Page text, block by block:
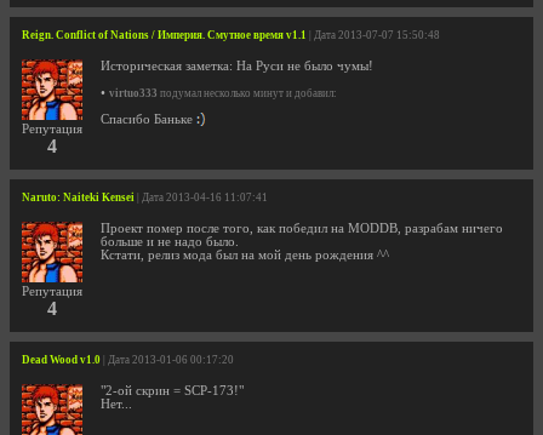
Reign. Conflict of Nations / Империя. Смутное время v1.1 | Дата 2013-07-07 15:50:48
Репутация
4
Историческая заметка: На Руси не было чумы!
• virtuo333 подумал несколько минут и добавил:
Спасибо Баньке
Naruto: Naiteki Kensei | Дата 2013-04-16 11:07:41
Репутация
4
Проект помер после того, как победил на MODDB, разрабам ничего
больше и не надо было.
Кстати, релиз мода был на мой день рождения ^^
Dead Wood v1.0 | Дата 2013-01-06 00:17:20
"2-ой скрин = SCP-173!"
Нет...